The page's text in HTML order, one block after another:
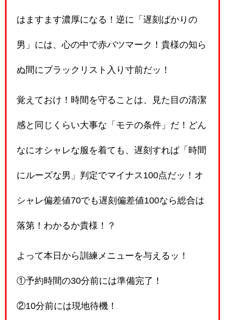
はますます濃厚になる！逆に「遅刻ばかりの
男」には、心の中で赤バツマーク！貴様の知ら
ぬ間にブラックリスト入り寸前だッ！
覚えておけ！時間を守ることは、見た目の清潔
感と同じくらい大事な「モテの条件」だ！どん
なにオシャレな服を着ても、遅刻すれば「時間
にルーズな男」判定でマイナス100点だッ！オ
シャレ偏差値70でも遅刻偏差値100なら総合は
落第！わかるか貴様！？
よって本日から訓練メニューを与えるッ！
①予約時間の30分前には準備完了！
②10分前には現地待機！